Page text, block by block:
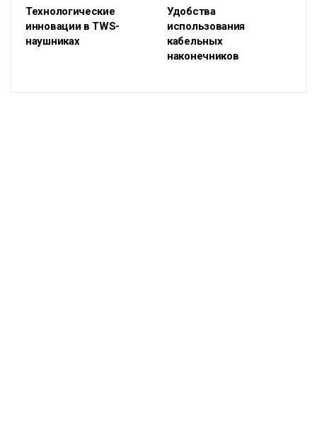
Технологические
инновации в TWS-
наушниках
Удобства
использования
кабельных
наконечников